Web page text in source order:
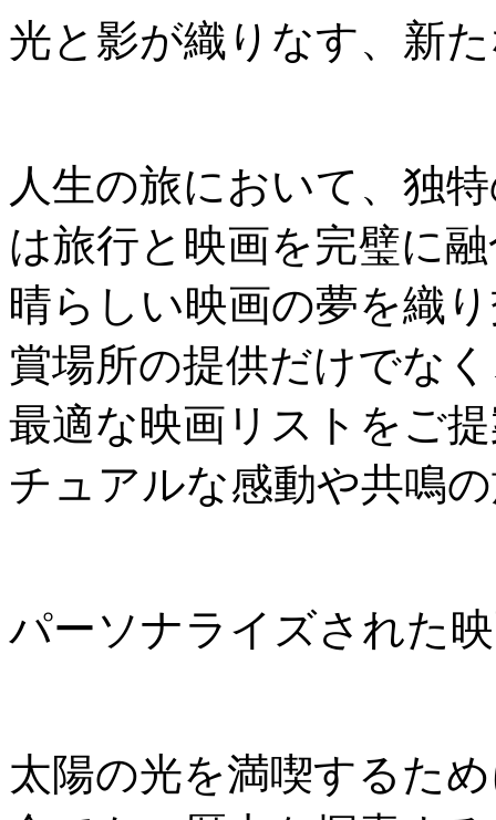
光と影が織りなす、新
人生の旅において、独
は旅行と映画を完璧に
晴らしい映画の夢を織
賞場所の提供だけでな
最適な映画リストをご
チュアルな感動や共鳴
パーソナライズされた
太陽の光を満喫するた